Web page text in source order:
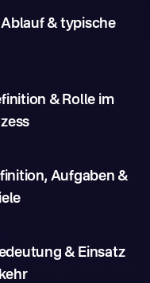
& typische
& Rolle im
Aufgaben &
& Einsatz